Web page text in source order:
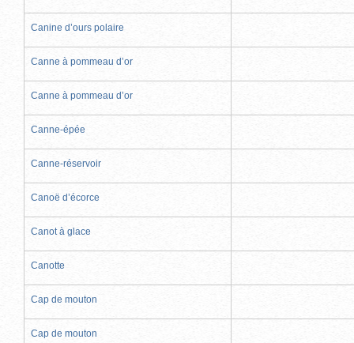
Canine d’ours polaire
Canne à pommeau d’or
Canne à pommeau d’or
Canne-épée
Canne-réservoir
Canoë d’écorce
Canot à glace
Canotte
Cap de mouton
Cap de mouton